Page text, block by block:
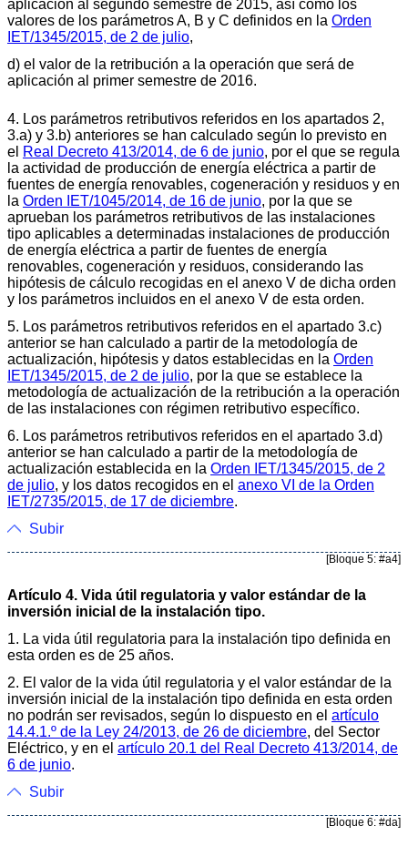
aplicación al segundo semestre de 2015, así como los
valores de los parámetros A, B y C definidos en la Orden
IET/1345/2015, de 2 de julio,
d) el valor de la retribución a la operación que será de
aplicación al primer semestre de 2016.
4. Los parámetros retributivos referidos en los apartados 2,
3.a) y 3.b) anteriores se han calculado según lo previsto en
el Real Decreto 413/2014, de 6 de junio, por el que se regula
la actividad de producción de energía eléctrica a partir de
fuentes de energía renovables, cogeneración y residuos y en
la Orden IET/1045/2014, de 16 de junio, por la que se
aprueban los parámetros retributivos de las instalaciones
tipo aplicables a determinadas instalaciones de producción
de energía eléctrica a partir de fuentes de energía
renovables, cogeneración y residuos, considerando las
hipótesis de cálculo recogidas en el anexo V de dicha orden
y los parámetros incluidos en el anexo V de esta orden.
5. Los parámetros retributivos referidos en el apartado 3.c)
anterior se han calculado a partir de la metodología de
actualización, hipótesis y datos establecidas en la Orden
IET/1345/2015, de 2 de julio, por la que se establece la
metodología de actualización de la retribución a la operación
de las instalaciones con régimen retributivo específico.
6. Los parámetros retributivos referidos en el apartado 3.d)
anterior se han calculado a partir de la metodología de
actualización establecida en la Orden IET/1345/2015, de 2
de julio, y los datos recogidos en el anexo VI de la Orden
IET/2735/2015, de 17 de diciembre.
Subir
[Bloque 5: #a4]
Artículo 4. Vida útil regulatoria y valor estándar de la
inversión inicial de la instalación tipo.
1. La vida útil regulatoria para la instalación tipo definida en
esta orden es de 25 años.
2. El valor de la vida útil regulatoria y el valor estándar de la
inversión inicial de la instalación tipo definida en esta orden
no podrán ser revisados, según lo dispuesto en el artículo
14.4.1.º de la Ley 24/2013, de 26 de diciembre, del Sector
Eléctrico, y en el artículo 20.1 del Real Decreto 413/2014, de
6 de junio.
Subir
[Bloque 6: #da]